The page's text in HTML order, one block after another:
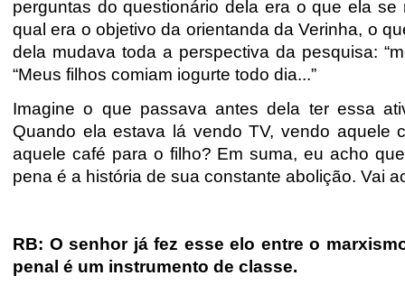
perguntas do questionário dela era o que ela
qual era o objetivo da orientanda da Verinha, o
dela mudava toda a perspectiva da pesquisa:
“Meus filhos comiam iogurte todo dia...”
Imagine o que passava antes dela ter essa
Quando ela estava lá vendo TV, vendo
aquele café para o filho? Em suma, eu acho
pena é a história de sua constante abolição. Vai
RB: O senhor já fez esse elo entre o
penal é um instrumento de classe.